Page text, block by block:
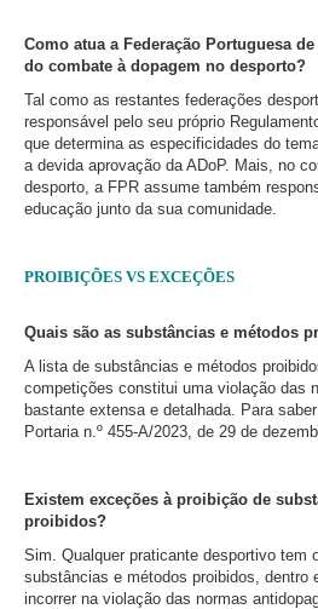
Como atua a Federação Portuguesa
do combate à dopagem no desporto?
Tal como as restantes federações
responsável pelo seu próprio
que determina as especificidades do
a devida aprovação da ADoP. Mais, no
desporto, a FPR assume também
educação junto da sua comunidade.
PROIBIÇÕES VS EXCEÇÕES
Quais são as substâncias e métodos
A lista de substâncias e métodos
competições constitui uma violação das
bastante extensa e detalhada. Para
Portaria n.º 455-A/2023, de 29 de
Existem exceções à proibição de
proibidos?
Sim. Qualquer praticante desportivo tem
substâncias e métodos proibidos, dentro
incorrer na violação das normas